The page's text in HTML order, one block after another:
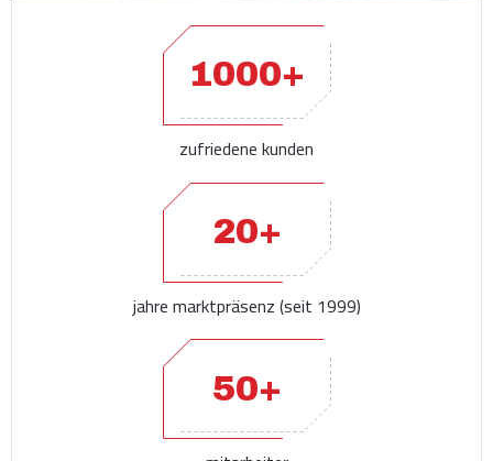
1000+
zufriedene kunden
20+
jahre marktpräsenz (seit 1999)
50+